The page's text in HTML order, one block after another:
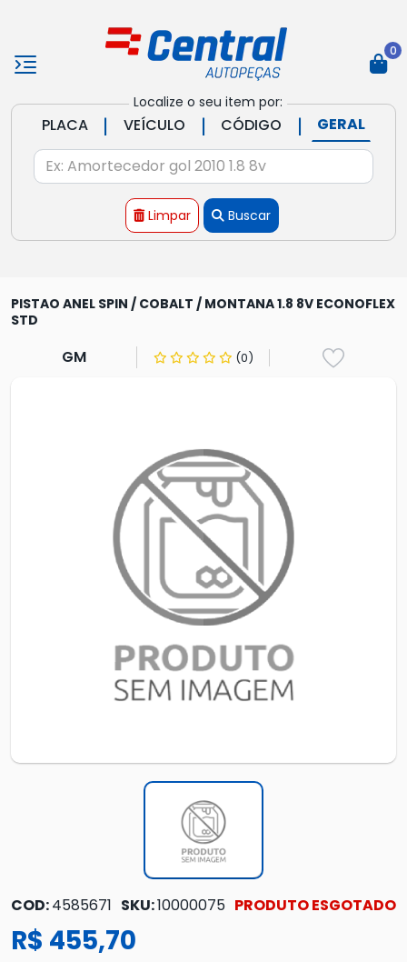
Localize o seu item por:
PLACA | VEÍCULO | CÓDIGO | GERAL
Limpar Buscar
0
PISTAO ANEL SPIN / COBALT / MONTANA 1.8 8V ECONOFLEX
STD
GM (0)
COD:4585671 SKU:10000075 PRODUTO ESGOTADO
R$ 455,70